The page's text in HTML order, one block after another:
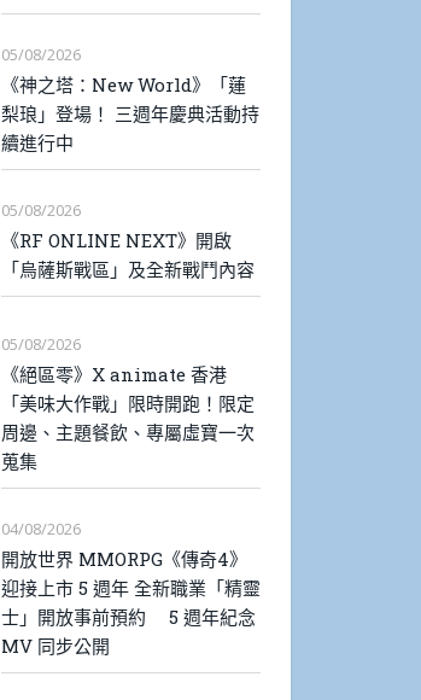
05/08/2026
《神之塔：New World》「蓮
梨琅」登場！ 三週年慶典活動持
續進行中
05/08/2026
《RF ONLINE NEXT》開啟
「烏薩斯戰區」及全新戰鬥內容
05/08/2026
《絕區零》X animate 香港
「美味大作戰」限時開跑！限定
周邊、主題餐飲、專屬虛寶一次
蒐集
04/08/2026
開放世界 MMORPG《傳奇4》
迎接上市 5 週年 全新職業「精靈
士」開放事前預約 5 週年紀念
MV 同步公開